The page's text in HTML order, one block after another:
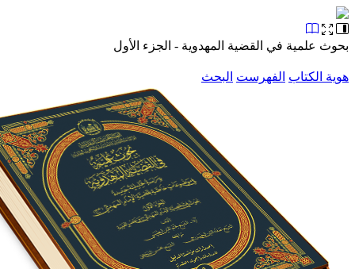
في القضية المهدوية - الجزء الأول
الفهرست البحث